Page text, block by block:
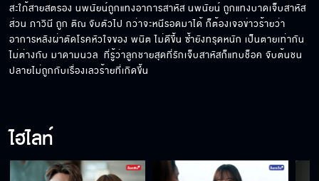
สะใภ้สายสตรอง นพนัยน์ถูกแทงอาการสาหัส นพนัยน์ ถูกแทงบาดเจ็บสาหัส
ส่วน ภาวินี ถูก ติณ จับตัวไป กว่าจะหนีรอดมาได้ ก็ต้องเจอข่าวร้ายว่า
อาการหลังผ่าตัดโรคหัวใจของ พนิต ไม่ดีขึ้น ซ้ำยังทรุดหนัก เป็นตายเท่ากัน
ไม่ต่างกับ มาดามนวล  ที่รู้ว่าลูกชายสุดที่รักเจ็บสาหัสก็แทบช็อค จับต้นชน
ปลายไม่ถูกกับเรื่องเลวร้ายที่เกิดขึ้น
ไฮไลท์